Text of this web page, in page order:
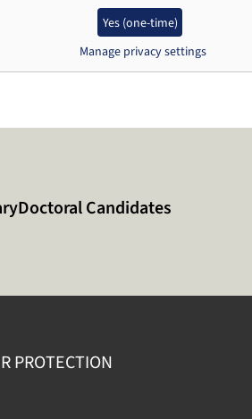
Yes (one-time)
Manage privacy settings
Doctoral Candidates
PROTECTION